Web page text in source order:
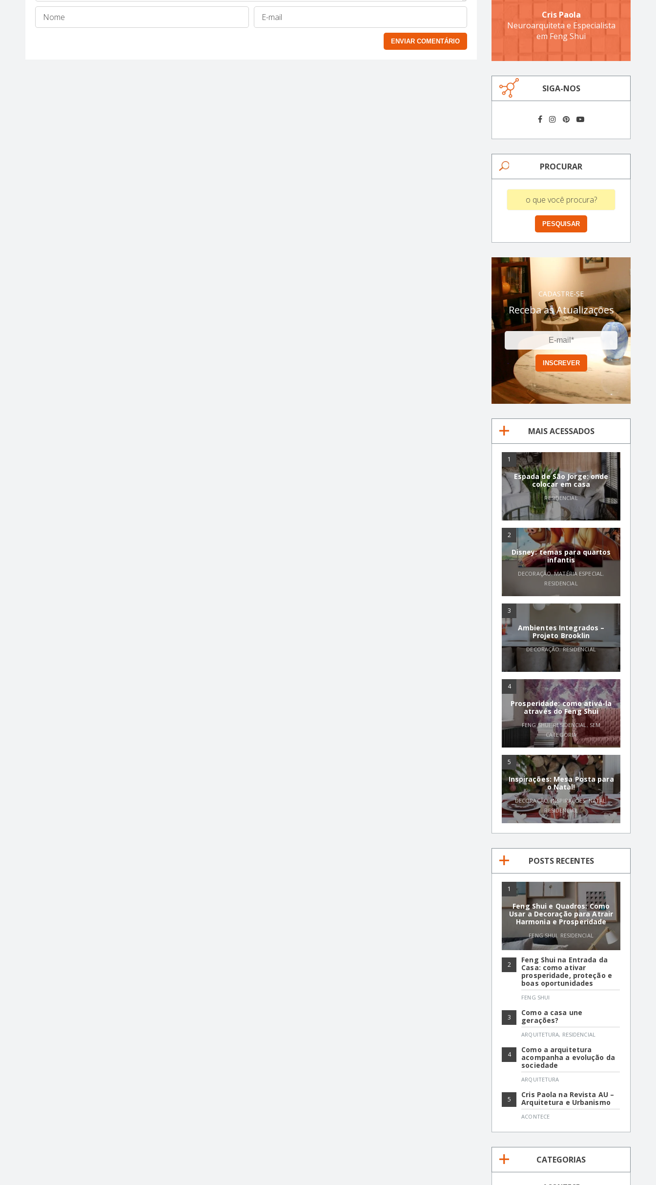
Cris Paola
Neuroarquiteta e Especialista
em Feng Shui
SIGA-NOS
PROCURAR
CADASTRE-SE
Receba as Atualizações
MAIS ACESSADOS
1
Espada de São Jorge: onde
colocar em casa
RESIDENCIAL
2
Disney: temas para quartos
infantis
DECORAÇÃO,MATÉRIA ESPECIAL,
RESIDENCIAL
3
Ambientes Integrados –
Projeto Brooklin
DECORAÇÃO,RESIDENCIAL
4
Prosperidade: como ativá-la
através do Feng Shui
FENG SHUI,RESIDENCIAL, SEM
CATEGORIA
5
Inspirações: Mesa Posta para
o Natal!
DECORAÇÃO,INSPIRAÇÕES,NATAL,
RESIDENCIAL
POSTS RECENTES
1
Feng Shui e Quadros: Como
Usar a Decoração para Atrair
Harmonia e Prosperidade
FENG SHUI, RESIDENCIAL
2
Feng Shui na Entrada da
Casa: como ativar
prosperidade, proteção e
boas oportunidades
FENG SHUI
3
Como a casa une
gerações?
ARQUITETURA, RESIDENCIAL
4
Como a arquitetura
acompanha a evolução da
sociedade
ARQUITETURA
5
Cris Paola na Revista AU –
Arquitetura e Urbanismo
ACONTECE
CATEGORIAS